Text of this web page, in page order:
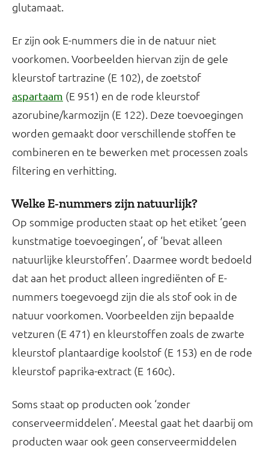
glutamaat.
Er zijn ook E-nummers die in de natuur niet
voorkomen. Voorbeelden hiervan zijn de gele
kleurstof tartrazine (E 102), de zoetstof
aspartaam (E 951) en de rode kleurstof
azorubine/karmozijn (E 122). Deze toevoegingen
worden gemaakt door verschillende stoffen te
combineren en te bewerken met processen zoals
filtering en verhitting.
Welke E-nummers zijn natuurlijk?
Op sommige producten staat op het etiket ‘geen
kunstmatige toevoegingen’, of ‘bevat alleen
natuurlijke kleurstoffen’. Daarmee wordt bedoeld
dat aan het product alleen ingrediënten of E-
nummers toegevoegd zijn die als stof ook in de
natuur voorkomen. Voorbeelden zijn bepaalde
vetzuren (E 471) en kleurstoffen zoals de zwarte
kleurstof plantaardige koolstof (E 153) en de rode
kleurstof paprika-extract (E 160c).
Soms staat op producten ook ‘zonder
conserveermiddelen’. Meestal gaat het daarbij om
producten waar ook geen conserveermiddelen